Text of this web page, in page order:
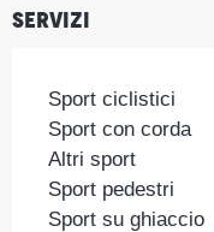
Servizi
Sport ciclistici
Sport con corda
Altri sport
Sport pedestri
Sport su ghiaccio